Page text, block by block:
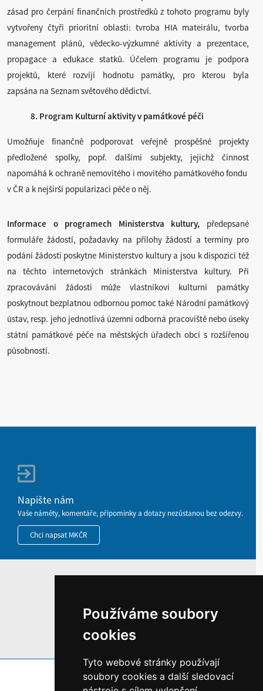
Používáme soubory
cookies
Tyto webové stránky používají
soubory cookies a další sledovací
zásad pro čerpání finančních prostředků z tohoto programu byly
vytvořeny čtyři prioritní oblasti: tvroba HIA mateirálu, tvorba
management plánů, vědecko-výzkumné aktivity a prezentace,
propagace a edukace statků. Účelem programu je podpora
projektů, které rozvíjí hodnotu památky, pro kterou byla
zapsána na Seznam světového dědictví.
8. Program Kulturní aktivity v památkové péči
Umožňuje finančně podporovat veřejně prospěšné projekty
předložené spolky, popř. dalšími subjekty, jejichž činnost
napomáhá k ochraně nemovitého i movitého památkového fondu
v ČR a k nejširší popularizaci péče o něj.
Informace o programech Ministerstva kultury, předepsané
formuláře žádostí, požadavky na přílohy žádostí a termíny pro
podání žádosti poskytne Ministerstvo kultury a jsou k dispozici též
na těchto internetových stránkách Ministerstva kultury. Při
zpracovávání žádosti může vlastníkovi kulturní památky
poskytnout bezplatnou odbornou pomoc také Národní památkový
ústav, resp. jeho jednotlivá územní odborná pracoviště nebo úseky
státní památkové péče na městských úřadech obcí s rozšířenou
působností.
Napište nám
Vaše náměty, komentáře, připomínky a dotazy nezůstanou bez odezvy.
Chci napsat MKČR